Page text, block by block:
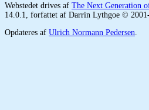
Webstedet drives af The Next Generation
14.0.1, forfattet af Darrin Lythgoe © 2001-
Opdateres af Ulrich Normann Pedersen